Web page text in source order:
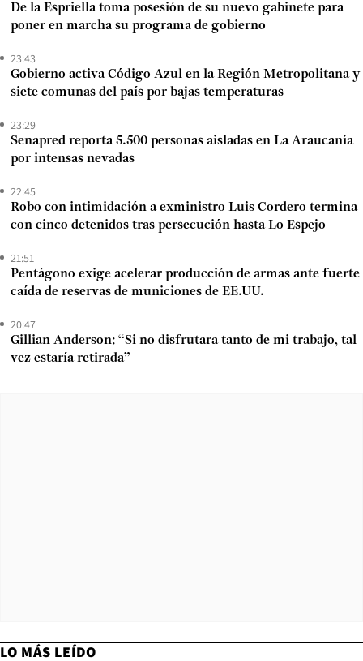
De la Espriella toma posesión de su nuevo gabinete para
poner en marcha su programa de gobierno
23:43
Gobierno activa Código Azul en la Región Metropolitana y
siete comunas del país por bajas temperaturas
23:29
Senapred reporta 5.500 personas aisladas en La Araucanía
por intensas nevadas
22:45
Robo con intimidación a exministro Luis Cordero termina
con cinco detenidos tras persecución hasta Lo Espejo
21:51
Pentágono exige acelerar producción de armas ante fuerte
caída de reservas de municiones de EE.UU.
20:47
Gillian Anderson: “Si no disfrutara tanto de mi trabajo, tal
vez estaría retirada”
LO MÁS LEÍDO